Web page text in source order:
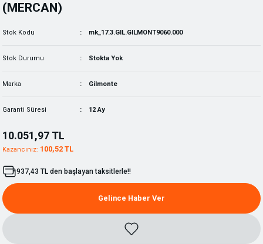
(MERCAN)
Stok Kodu mk_17.3.GIL.GILMONT9060.000
Stok Durumu Stokta Yok
Marka Gilmonte
Garanti Süresi 12 Ay
10.051,97 TL
Kazancınız: 100,52 TL
937,43 TL den başlayan taksitlerle!!
Gelince Haber Ver